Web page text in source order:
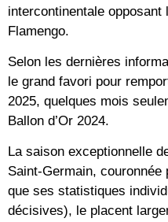
intercontinentale
Flamengo.
Selon les dernières
le grand favori pour
2025, quelques mois
Ballon d’Or 2024.
La saison exceptionnelle
Saint-Germain,
que ses statistiques
décisives), le placent